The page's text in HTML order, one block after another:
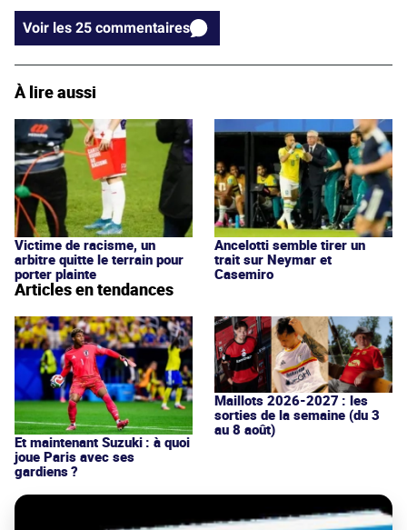
Voir les 25 commentaires
À lire aussi
Victime de racisme, un
arbitre quitte le terrain pour
porter plainte
Ancelotti semble tirer un
trait sur Neymar et
Casemiro
Articles en tendances
Et maintenant Suzuki : à quoi
joue Paris avec ses
gardiens ?
Maillots 2026-2027 : les
sorties de la semaine (du 3
au 8 août)